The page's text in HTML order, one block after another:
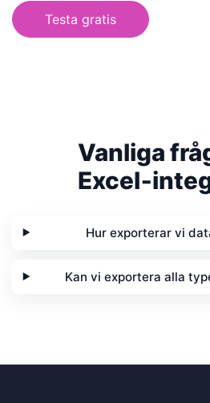
Testa gratis
Vanliga
Hur exporterar vi
Kan vi exportera alla